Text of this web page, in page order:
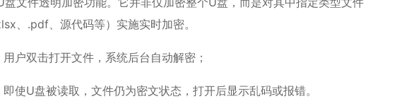
、.pdf、源代码等）实施实时加密。
户双击打开文件，系统后台自动解密；
使U盘被读取，文件仍为密文状态，打开后显示乱码或报错。